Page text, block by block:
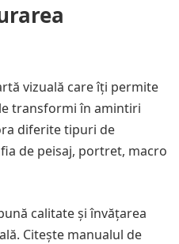
vizuală care îți permite
transformi în amintiri
diferite tipuri de
de peisaj, portret, macro
calitate și învățarea
Citește manualul de